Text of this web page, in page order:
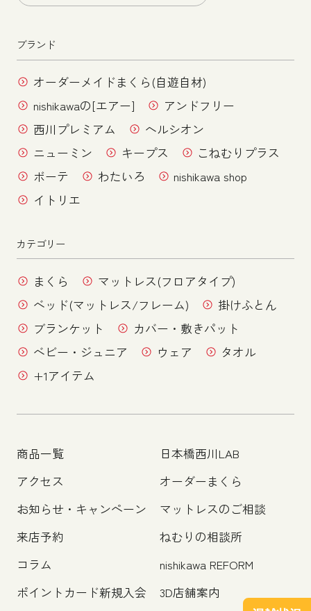
ブランド
オーダーメイドまくら(自遊自材)
nishikawaの[エアー]
アンドフリー
西川プレミアム
ヘルシオン
ニューミン
キープス
こねむりプラス
ボーテ
わたいろ
nishikawa shop
イトリエ
カテゴリー
まくら
マットレス(フロアタイプ)
ベッド(マットレス/フレーム)
掛けふとん
ブランケット
カバー・敷きパット
ベビー・ジュニア
ウェア
タオル
+1アイテム
商品一覧
アクセス
お知らせ・キャンペーン
来店予約
コラム
ポイントカード新規入会
日本橋西川LAB
オーダーまくら
マットレスのご相談
ねむりの相談所
nishikawa REFORM
3D店舗案内